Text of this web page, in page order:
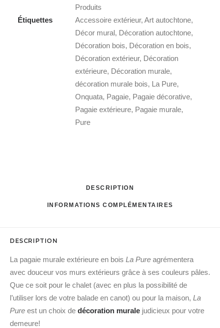
Produits
Étiquettes
Accessoire extérieur, Art autochtone,
Décor mural, Décoration autochtone,
Décoration bois, Décoration en bois,
Décoration extérieur, Décoration
extérieure, Décoration murale,
décoration murale bois, La Pure,
Onquata, Pagaie, Pagaie décorative,
Pagaie extérieure, Pagaie murale,
Pure
DESCRIPTION
INFORMATIONS COMPLÉMENTAIRES
DESCRIPTION
La pagaie murale extérieure en bois La Pure agrémentera
avec douceur vos murs extérieurs grâce à ses couleurs pâles.
Que ce soit pour le chalet (avec en plus la possibilité de
l’utiliser lors de votre balade en canot) ou pour la maison, La
Pure est un choix de décoration murale judicieux pour votre
demeure!